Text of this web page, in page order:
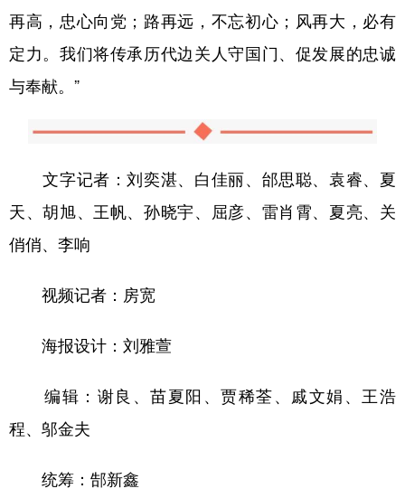
再高，忠心向党；路再远，不忘初心；风再大，必有
定力。我们将传承历代边关人守国门、促发展的忠诚
与奉献。”
文字记者：刘奕湛、白佳丽、邰思聪、袁睿、夏
天、胡旭、王帆、孙晓宇、屈彦、雷肖霄、夏亮、关
俏俏、李响
视频记者：房宽
海报设计：刘雅萱
编辑：谢良、苗夏阳、贾稀荃、戚文娟、王浩
程、邬金夫
统筹：郜新鑫